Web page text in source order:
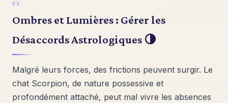
Ombres et Lumières : Gérer les
Désaccords Astrologiques 🌗
Malgré leurs forces, des frictions peuvent surgir. Le
chat Scorpion, de nature possessive et
profondément attaché, peut mal vivre les absences